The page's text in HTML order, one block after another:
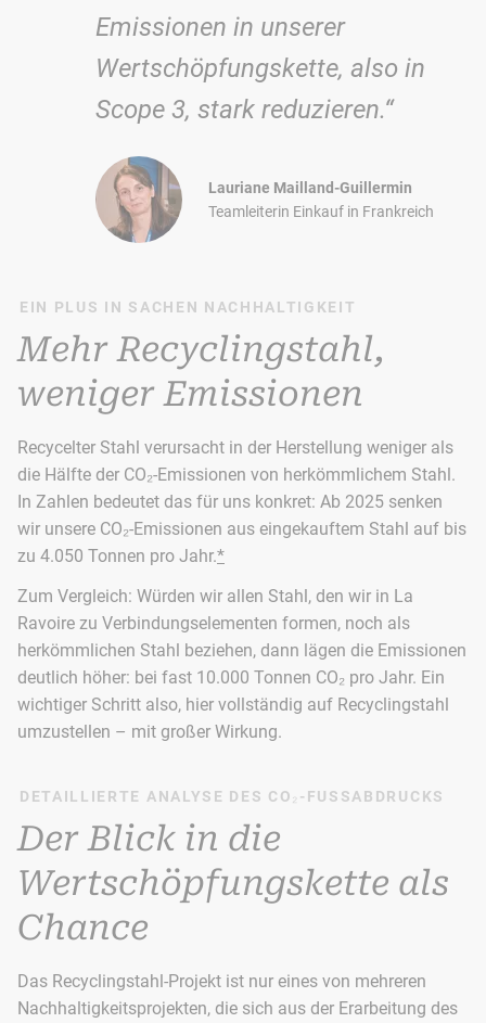
Emissionen in unserer
Wertschöpfungskette, also in
Scope 3, stark reduzieren.“
Lauriane Mailland-Guillermin
Teamleiterin Einkauf in Frankreich
EIN PLUS IN SACHEN NACHHALTIGKEIT
Mehr Recyclingstahl,
weniger Emissionen
Recycelter Stahl verursacht in der Herstellung weniger als
die Hälfte der CO₂-Emissionen von herkömmlichem Stahl.
In Zahlen bedeutet das für uns konkret: Ab 2025 senken
wir unsere CO₂-Emissionen aus eingekauftem Stahl auf bis
zu 4.050 Tonnen pro Jahr.*
Zum Vergleich: Würden wir allen Stahl, den wir in La
Ravoire zu Verbindungselementen formen, noch als
herkömmlichen Stahl beziehen, dann lägen die Emissionen
deutlich höher: bei fast 10.000 Tonnen CO₂ pro Jahr. Ein
wichtiger Schritt also, hier vollständig auf Recyclingstahl
umzustellen – mit großer Wirkung.
DETAILLIERTE ANALYSE DES CO₂-FUSSABDRUCKS
Der Blick in die
Wertschöpfungskette als
Chance
Das Recyclingstahl-Projekt ist nur eines von mehreren
Nachhaltigkeitsprojekten, die sich aus der Erarbeitung des